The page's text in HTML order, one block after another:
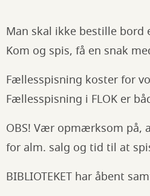
Man skal ikke bestille
Kom og spis, få en snak
Fællesspisning koster for
Fællesspisning i FLOK er
OBS! Vær opmærksom på,
for alm. salg og tid til at
BIBLIOTEKET har åbent